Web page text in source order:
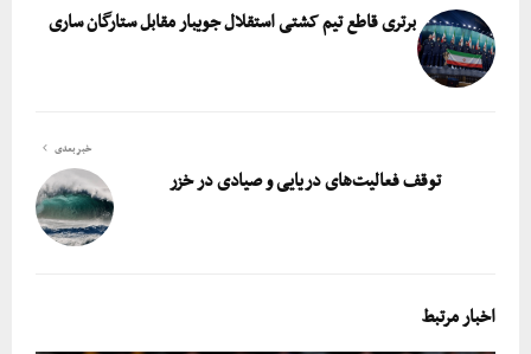
برتری قاطع تیم کشتی استقلال جویبار مقابل ستارگان ساری
خبر بعدی
توقف فعالیت‌های دریایی و صیادی در خزر
اخبار مرتبط